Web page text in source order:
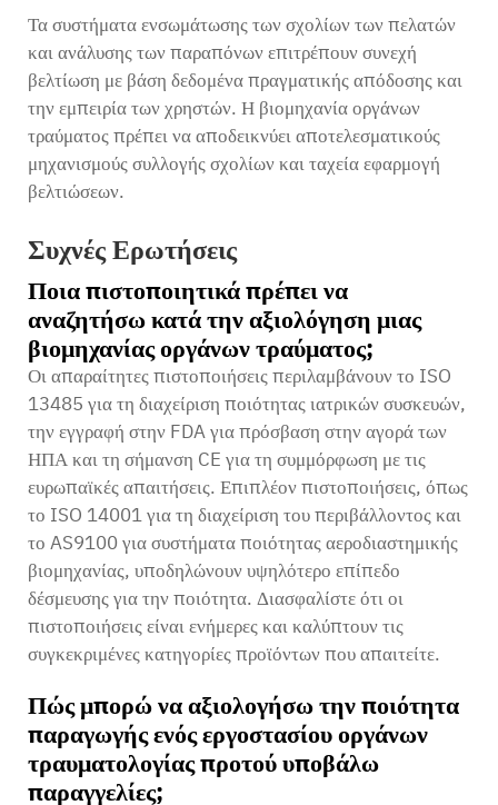
Τα συστήματα ενσωμάτωσης των σχολίων των πελατών
και ανάλυσης των παραπόνων επιτρέπουν συνεχή
βελτίωση με βάση δεδομένα πραγματικής απόδοσης και
την εμπειρία των χρηστών. Η βιομηχανία οργάνων
τραύματος πρέπει να αποδεικνύει αποτελεσματικούς
μηχανισμούς συλλογής σχολίων και ταχεία εφαρμογή
βελτιώσεων.
Συχνές Ερωτήσεις
Ποια πιστοποιητικά πρέπει να
αναζητήσω κατά την αξιολόγηση μιας
βιομηχανίας οργάνων τραύματος;
Οι απαραίτητες πιστοποιήσεις περιλαμβάνουν το ISO
13485 για τη διαχείριση ποιότητας ιατρικών συσκευών,
την εγγραφή στην FDA για πρόσβαση στην αγορά των
ΗΠΑ και τη σήμανση CE για τη συμμόρφωση με τις
ευρωπαϊκές απαιτήσεις. Επιπλέον πιστοποιήσεις, όπως
το ISO 14001 για τη διαχείριση του περιβάλλοντος και
το AS9100 για συστήματα ποιότητας αεροδιαστημικής
βιομηχανίας, υποδηλώνουν υψηλότερο επίπεδο
δέσμευσης για την ποιότητα. Διασφαλίστε ότι οι
πιστοποιήσεις είναι ενήμερες και καλύπτουν τις
συγκεκριμένες κατηγορίες προϊόντων που απαιτείτε.
Πώς μπορώ να αξιολογήσω την ποιότητα
παραγωγής ενός εργοστασίου οργάνων
τραυματολογίας προτού υποβάλω
παραγγελίες;